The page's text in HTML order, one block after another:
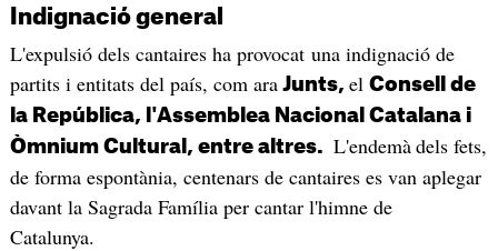
Indignació general
L'expulsió dels cantaires ha provocat una indignació de
partits i entitats del país, com ara Junts, el Consell de
la República, l'Assemblea Nacional Catalana i
Òmnium Cultural, entre altres. L'endemàdels fets,
de forma espontània, centenars de cantaires es van aplegar
davant la Sagrada Família per cantar l'himne de
Catalunya.